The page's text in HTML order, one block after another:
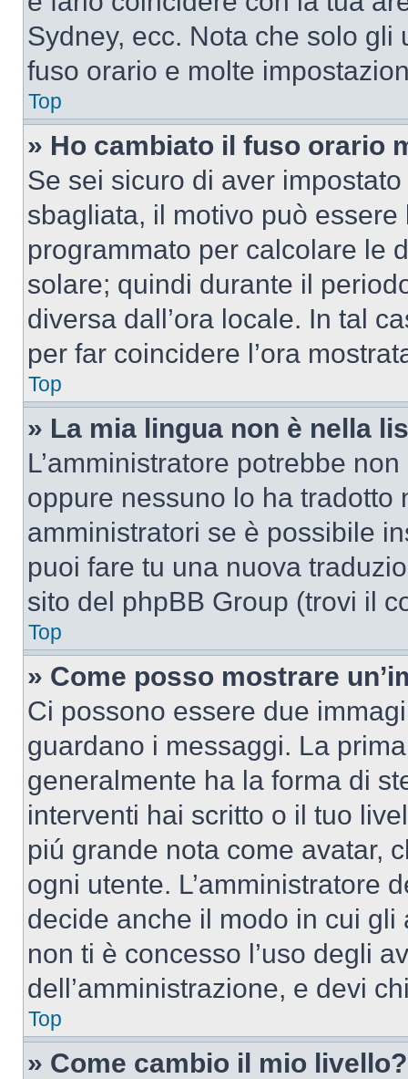
Sydney, ecc. Nota che solo
fuso orario e molte
Top
» Ho cambiato il fuso orario
Se sei sicuro di aver
sbagliata, il motivo può essere
programmato per calcolare le
solare; quindi durante il
diversa dall’ora locale. In tal
per far coincidere l’ora
Top
» La mia lingua non è nella
L’amministratore potrebbe
oppure nessuno lo ha
amministratori se è possibile
puoi fare tu una nuova
sito del phpBB Group (trovi il
Top
» Come posso mostrare
Ci possono essere due
guardano i messaggi. La
generalmente ha la forma di
interventi hai scritto o il tuo
piú grande nota come avatar,
ogni utente. L’amministratore
decide anche il modo in cui
non ti è concesso l’uso degli
dell’amministrazione, e devi
Top
» Come cambio il mio livello?